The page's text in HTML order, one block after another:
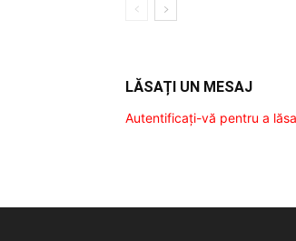
LĂSAȚI UN MESAJ
Autentificați-vă pentru a